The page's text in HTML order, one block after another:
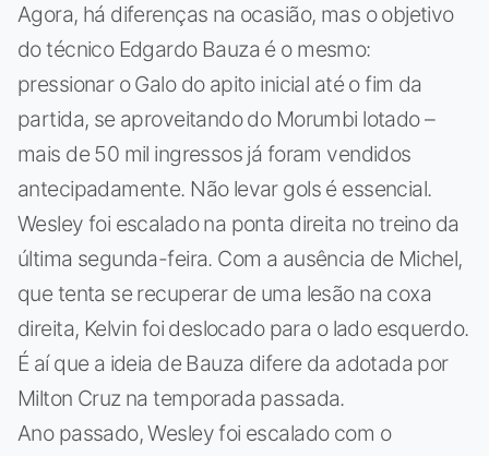
Agora, há diferenças na ocasião, mas o objetivo
do técnico Edgardo Bauza é o mesmo:
pressionar o Galo do apito inicial até o fim da
partida, se aproveitando do Morumbi lotado –
mais de 50 mil ingressos já foram vendidos
antecipadamente. Não levar gols é essencial.
Wesley foi escalado na ponta direita no treino da
última segunda-feira. Com a ausência de Michel,
que tenta se recuperar de uma lesão na coxa
direita, Kelvin foi deslocado para o lado esquerdo.
É aí que a ideia de Bauza difere da adotada por
Milton Cruz na temporada passada.
Ano passado, Wesley foi escalado com o